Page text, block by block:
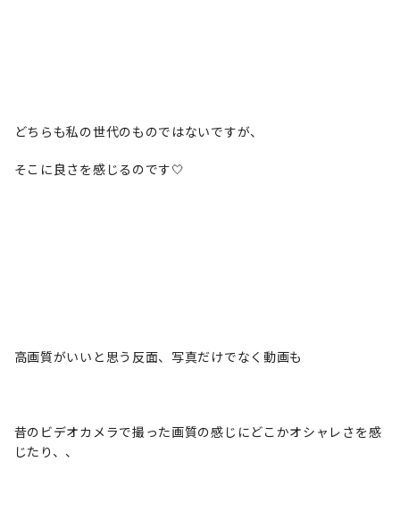
どちらも私の世代のものではないですが、
そこに良さを感じるのです🤍
高画質がいいと思う反面、写真だけでなく動画も
昔のビデオカメラで撮った画質の感じにどこかオシャレさを感
じたり、、